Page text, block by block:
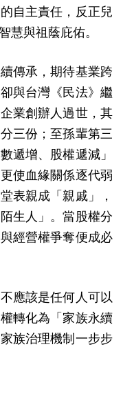
自主責任，反正兒
慧與祖蔭庇佑。
傳承，期待基業跨
與台灣《民法》繼
業創辦人過世，其
三份；至孫輩第三
遞增、股權遞減」
使血緣關係逐代弱
表親成「親戚」，
生人」。當股權分
經營權爭奪便成必
應該是任何人可以
轉化為「家族永續
族治理機制一步步